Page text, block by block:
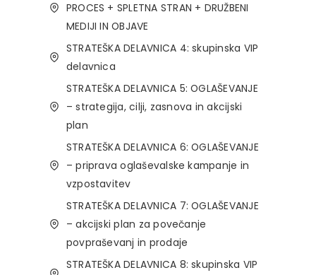
PROCES + SPLETNA STRAN + DRUŽBENI
MEDIJI IN OBJAVE
STRATEŠKA DELAVNICA 4: skupinska VIP
delavnica
STRATEŠKA DELAVNICA 5: OGLAŠEVANJE
– strategija, cilji, zasnova in akcijski
plan
STRATEŠKA DELAVNICA 6: OGLAŠEVANJE
– priprava oglaševalske kampanje in
vzpostavitev
STRATEŠKA DELAVNICA 7: OGLAŠEVANJE
– akcijski plan za povečanje
povpraševanj in prodaje
STRATEŠKA DELAVNICA 8: skupinska VIP